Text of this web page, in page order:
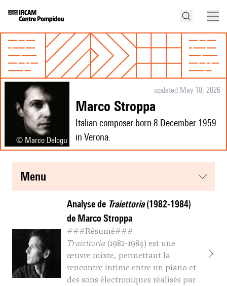
© Marco Delogu
updated May 18, 2026
Marco Stroppa
Italian composer born 8 December 1959
in Verona.
menu
Analyse de Traiettoria(1982-1984)
de Marco Stroppa
###Résumé###
Traiettoria (1982-1984) est une
œuvre mixte, permettant la
rencontre intime entre un piano et
des sons électroniques réalisés par